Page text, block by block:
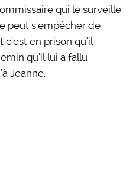
qui le surveille
peut s’empêcher de
en prison qu’il
qu’il lui a fallu
Jeanne.